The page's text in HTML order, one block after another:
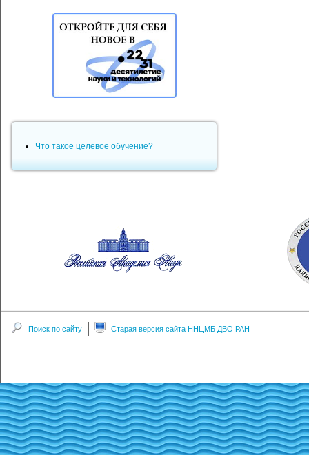
Что такое целевое обучение?
Поиск по сайту Старая версия сайта ННЦМБ ДВО РАН